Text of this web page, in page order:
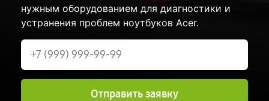
нужным оборудованием для диагностики и
устранения проблем ноутбуков Acer.
Отправить заявку